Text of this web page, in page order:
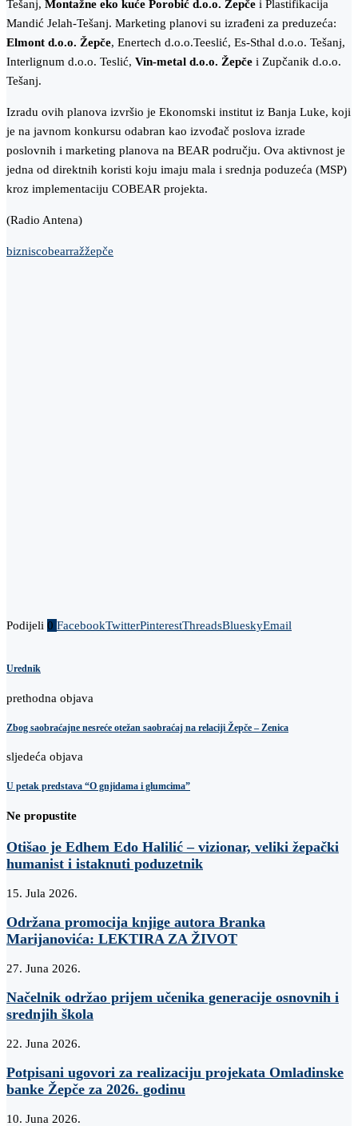
Tešanj, Montažne eko kuće Porobić d.o.o. Žepče i Plastifikacija
Mandić Jelah-Tešanj. Marketing planovi su izrađeni za preduzeća:
Elmont d.o.o. Žepče, Enertech d.o.o.Teeslić, Es-Sthal d.o.o. Tešanj,
Interlignum d.o.o. Teslić, Vin-metal d.o.o. Žepče i Zupčanik d.o.o.
Tešanj.
Izradu ovih planova izvršio je Ekonomski institut iz Banja Luke, koji
je na javnom konkursu odabran kao izvođač poslova izrade
poslovnih i marketing planova na BEAR području. Ova aktivnost je
jedna od direktnih koristi koju imaju mala i srednja poduzeća (MSP)
kroz implementaciju COBEAR projekta.
(Radio Antena)
bizniscobearražžepče
Podijeli 0 FacebookTwitterPinterestThreadsBlueskyEmail
Urednik
prethodna objava
Zbog saobraćajne nesreće otežan saobraćaj na relaciji Žepče – Zenica
sljedeća objava
U petak predstava “O gnjidama i glumcima”
Ne propustite
Otišao je Edhem Edo Halilić – vizionar, veliki žepački
humanist i istaknuti poduzetnik
15. Jula 2026.
Održana promocija knjige autora Branka
Marijanovića: LEKTIRA ZA ŽIVOT
27. Juna 2026.
Načelnik održao prijem učenika generacije osnovnih i
srednjih škola
22. Juna 2026.
Potpisani ugovori za realizaciju projekata Omladinske
banke Žepče za 2026. godinu
10. Juna 2026.